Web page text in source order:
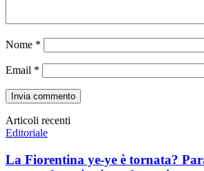
Nome *
Email *
Articoli recenti
Editoriale
La Fiorentina ye-ye è tornata?